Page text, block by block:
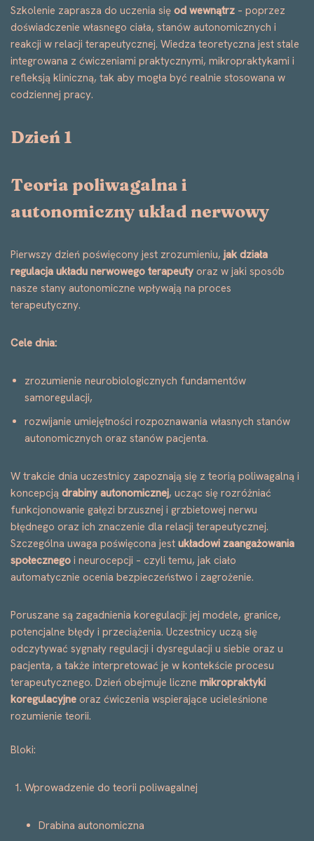
Szkolenie zaprasza do uczenia się od wewnątrz – poprzez
doświadczenie własnego ciała, stanów autonomicznych i
reakcji w relacji terapeutycznej. Wiedza teoretyczna jest stale
integrowana z ćwiczeniami praktycznymi, mikropraktykami i
refleksją kliniczną, tak aby mogła być realnie stosowana w
codziennej pracy.
Dzień 1
Teoria poliwagalna i
autonomiczny układ nerwowy
Pierwszy dzień poświęcony jest zrozumieniu,jak działa
regulacja układu nerwowego terapeuty oraz w jaki sposób
nasze stany autonomiczne wpływają na proces
terapeutyczny.
Cele dnia:
zrozumienie neurobiologicznych fundamentów
samoregulacji,
rozwijanie umiejętności rozpoznawania własnych stanów
autonomicznych oraz stanów pacjenta.
W trakcie dnia uczestnicy zapoznają się z teorią poliwagalną i
koncepcją drabiny autonomicznej, ucząc się rozróżniać
funkcjonowanie gałęzi brzusznej i grzbietowej nerwu
błędnego oraz ich znaczenie dla relacji terapeutycznej.
Szczególna uwaga poświęcona jest układowi zaangażowania
społecznego i neurocepcji – czyli temu, jak ciało
automatycznie ocenia bezpieczeństwo i zagrożenie.
Poruszane są zagadnienia koregulacji: jej modele, granice,
potencjalne błędy i przeciążenia. Uczestnicy uczą się
odczytywać sygnały regulacji i dysregulacji u siebie oraz u
pacjenta, a także interpretować je w kontekście procesu
terapeutycznego. Dzień obejmuje liczne mikropraktyki
koregulacyjne oraz ćwiczenia wspierające ucieleśnione
rozumienie teorii.
Bloki:
Wprowadzenie do teorii poliwagalnej
Drabina autonomiczna